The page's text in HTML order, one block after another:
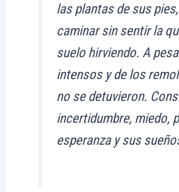
las plantas de sus
caminar sin sentir la
suelo hirviendo. A
intensos y de los
no se detuvieron.
incertidumbre, miedo,
esperanza y sus